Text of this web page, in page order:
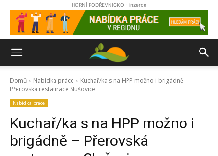
HORNÍ PODŘEVNICKO - inzerce
Domů Nabídka práce
Kuchař/ka s na HPP možno i brigádně -
Přerovská restaurace Slušovice
Nabídka práce
Kuchař/ka s na HPP možno i
brigádně – Přerovská